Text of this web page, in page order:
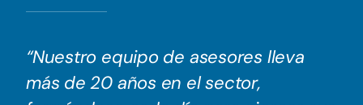
“Nuestro equipo de asesores lleva
más de 20 años en el sector,